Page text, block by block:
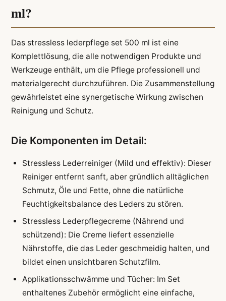
ml?
Das stressless lederpflege set 500 ml ist eine
Komplettlösung, die alle notwendigen Produkte und
Werkzeuge enthält, um die Pflege professionell und
materialgerecht durchzuführen. Die Zusammenstellung
gewährleistet eine synergetische Wirkung zwischen
Reinigung und Schutz.
Die Komponenten im Detail:
Stressless Lederreiniger (Mild und effektiv): Dieser
Reiniger entfernt sanft, aber gründlich alltäglichen
Schmutz, Öle und Fette, ohne die natürliche
Feuchtigkeitsbalance des Leders zu stören.
Stressless Lederpflegecreme (Nährend und
schützend): Die Creme liefert essenzielle
Nährstoffe, die das Leder geschmeidig halten, und
bildet einen unsichtbaren Schutzfilm.
Applikationsschwämme und Tücher: Im Set
enthaltenes Zubehör ermöglicht eine einfache,